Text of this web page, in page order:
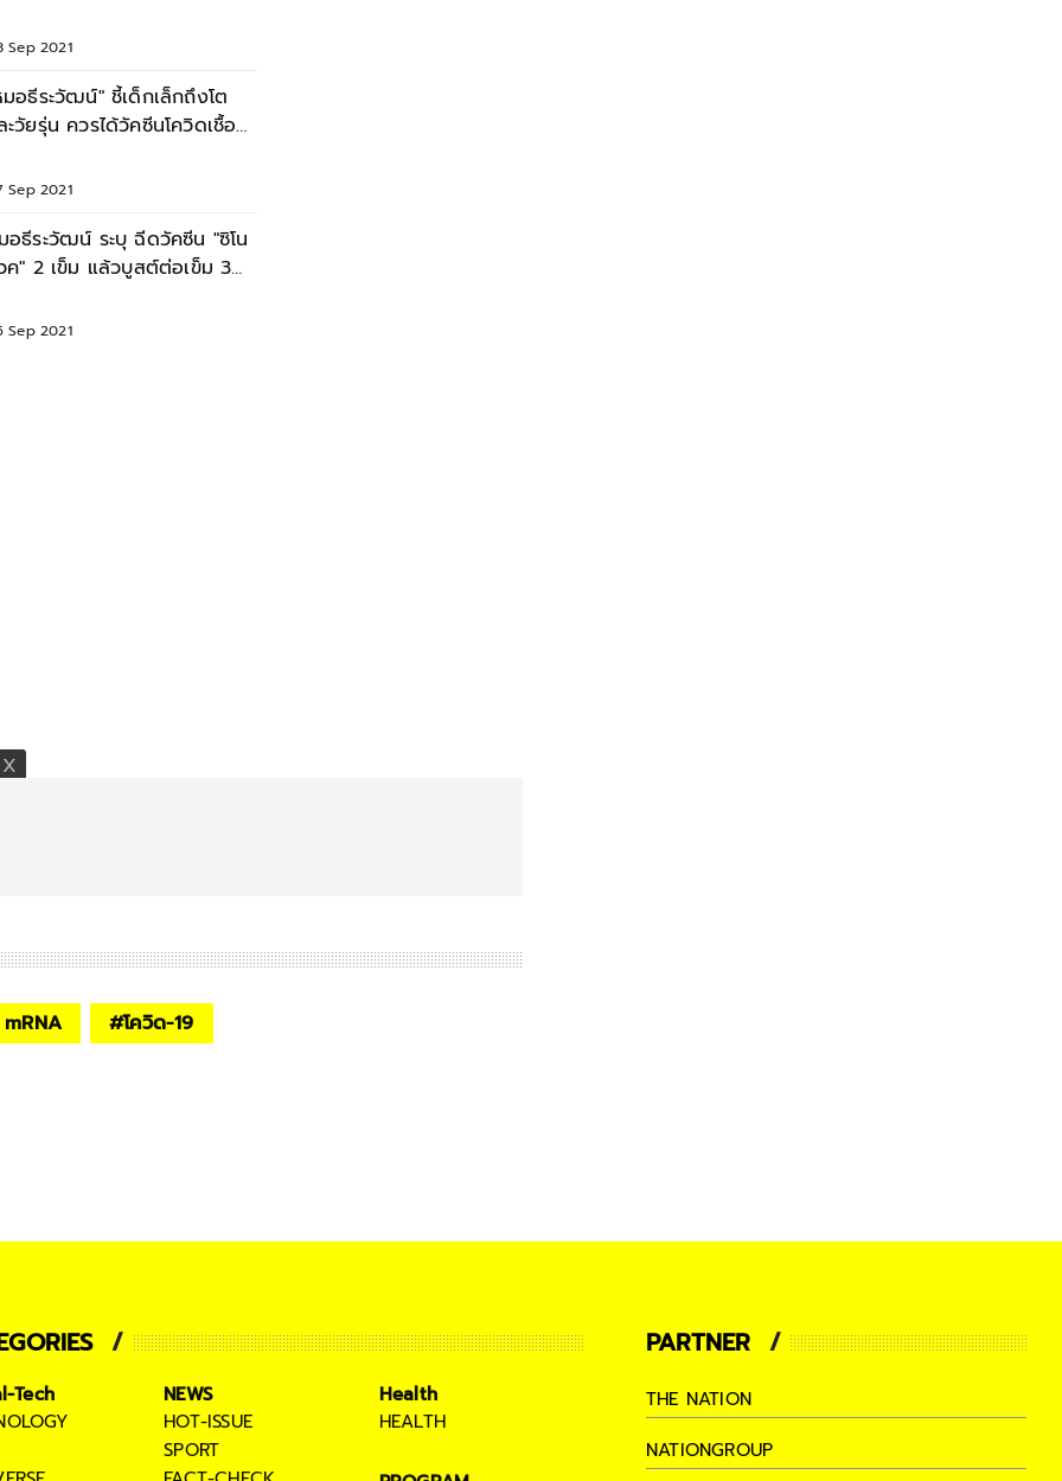
Sep 2021
อธีระวัฒน์" ชี้เด็กเล็กถึงโต
ะวัยรุ่น ควรได้วัคซีนโควิดเชื้อ
Sep 2021
อธีระวัฒน์ ระบุ ฉีดวัคซีน "ซิโน
ค" 2 เข็ม แล้วบูสต์ต่อเข็ม 3
Sep 2021
#โควิด-19
Tech
NEWS
HOT-ISSUE
SPORT
Health
HEALTH
PARTNER
THE NATION
NATIONGROUP